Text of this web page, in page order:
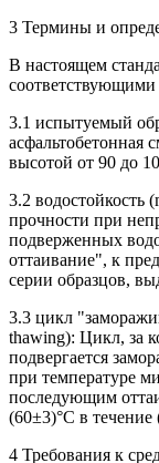
3 Термины и
В настоящем
3.1 испытуемый
асфальтобетонная
высотой от 90 до
3.2 водостойкость
прочности при
подверженных
оттаивание", к
серии образцов,
3.3 цикл
thawing): Цикл, за
подвергается
при температуре
последующим
(60±3)°С в течение
4 Требования к